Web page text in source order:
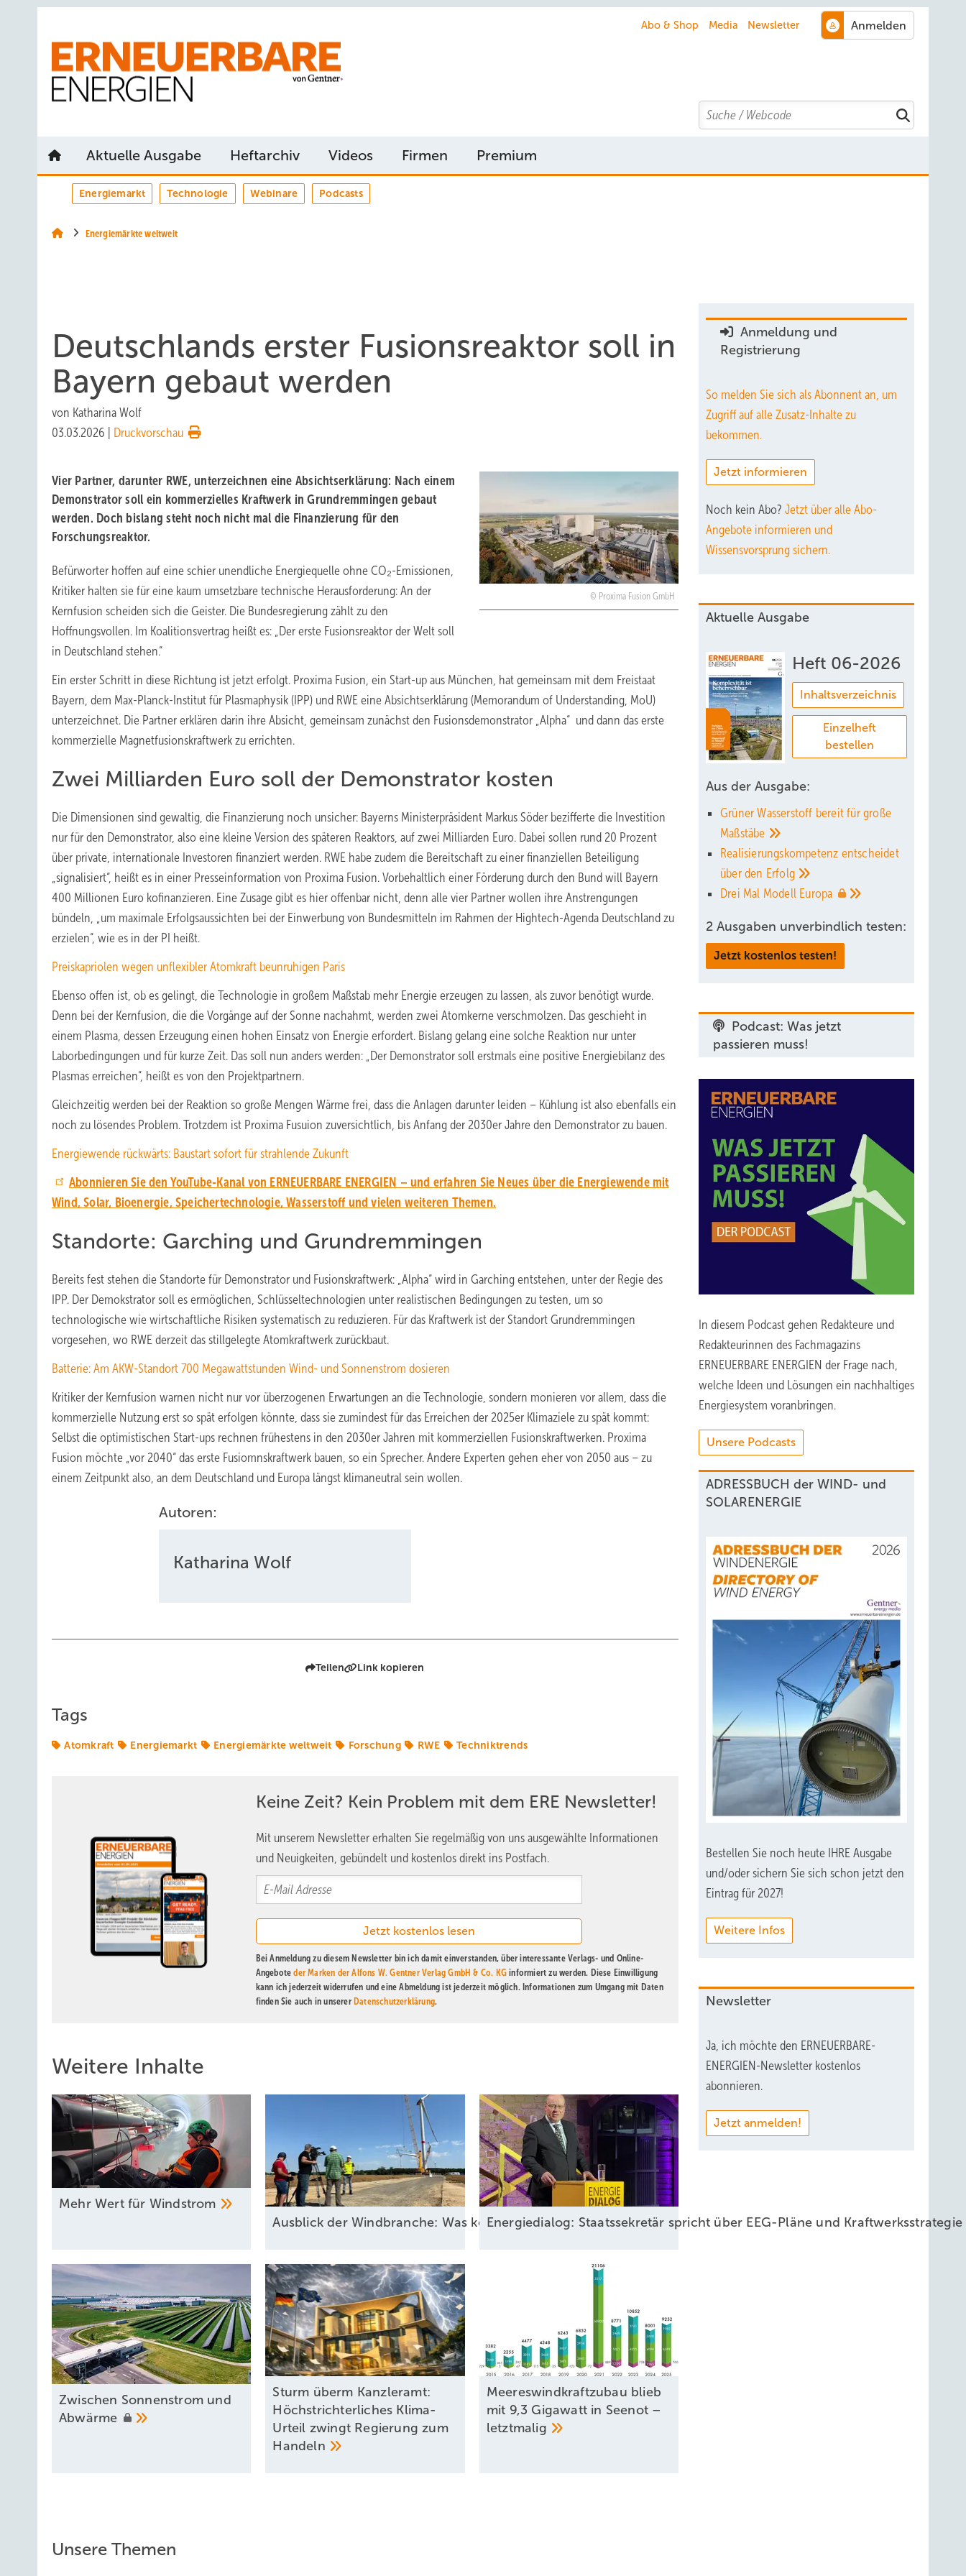
Abo & Shop Media Newsletter
Search
Aktuelle Ausgabe Heftarchiv Videos Firmen Premium
Energiemarkt Technologie Webinare Podcasts
Energiemärkte weltweit
Deutschlands erster Fusionsreaktor soll in
Bayern gebaut werden
von Katharina Wolf
03.03.2026
Druckvorschau
Proxima Fusion GmbH
Vier Partner, darunter RWE, unterzeichnen eine Absichtserklärung: Nach einem
Demonstrator soll ein kommerzielles Kraftwerk in Grundremmingen gebaut
werden. Doch bislang steht noch nicht mal die Finanzierung für den
Forschungsreaktor.
Befürworter hoffen auf eine schier unendliche Energiequelle ohne CO₂-Emissionen,
Kritiker halten sie für eine kaum umsetzbare technische Herausforderung: An der
Kernfusion scheiden sich die Geister. Die Bundesregierung zählt zu den
Hoffnungsvollen. Im Koalitionsvertrag heißt es: „Der erste Fusionsreaktor der Welt soll
in Deutschland stehen.“
Ein erster Schritt in diese Richtung ist jetzt erfolgt. Proxima Fusion, ein Start-up aus München, hat gemeinsam mit dem Freistaat
Bayern, dem Max-Planck-Institut für Plasmaphysik (IPP) und RWE eine Absichtserklärung (Memorandum of Understanding, MoU)
unterzeichnet. Die Partner erklären darin ihre Absicht, gemeinsam zunächst den Fusionsdemonstrator „Alpha“ und dann das erste
kommerzielle Magnetfusionskraftwerk zu errichten.
Zwei Milliarden Euro soll der Demonstrator kosten
Die Dimensionen sind gewaltig, die Finanzierung noch unsicher: Bayerns Ministerpräsident Markus Söder bezifferte die Investition
nur für den Demonstrator, also eine kleine Version des späteren Reaktors, auf zwei Milliarden Euro. Dabei sollen rund 20 Prozent
über private, internationale Investoren finanziert werden. RWE habe zudem die Bereitschaft zu einer finanziellen Beteiligung
„signalisiert“, heißt es in einer Presseinformation von Proxima Fusion. Vorbehaltlich einer Förderung durch den Bund will Bayern
400 Millionen Euro kofinanzieren. Eine Zusage gibt es hier offenbar nicht, denn alle vier Partner wollen ihre Anstrengungen
bündeln, „um maximale Erfolgsaussichten bei der Einwerbung von Bundesmitteln im Rahmen der Hightech-Agenda Deutschland zu
erzielen“, wie es in der PI heißt.
Preiskapriolen wegen unflexibler Atomkraft beunruhigen Paris
Ebenso offen ist, ob es gelingt, die Technologie in großem Maßstab mehr Energie erzeugen zu lassen, als zuvor benötigt wurde.
Denn bei der Kernfusion, die die Vorgänge auf der Sonne nachahmt, werden zwei Atomkerne verschmolzen. Das geschieht in
einem Plasma, dessen Erzeugung einen hohen Einsatz von Energie erfordert. Bislang gelang eine solche Reaktion nur unter
Laborbedingungen und für kurze Zeit. Das soll nun anders werden: „Der Demonstrator soll erstmals eine positive Energiebilanz des
Plasmas erreichen“, heißt es von den Projektpartnern.
Gleichzeitig werden bei der Reaktion so große Mengen Wärme frei, dass die Anlagen darunter leiden – Kühlung ist also ebenfalls ein
noch zu lösendes Problem. Trotzdem ist Proxima Fusuion zuversichtlich, bis Anfang der 2030er Jahre den Demonstrator zu bauen.
Energiewende rückwärts: Baustart sofort für strahlende Zukunft
Abonnieren Sie den YouTube-Kanal von ERNEUERBARE ENERGIEN – und erfahren Sie Neues über die Energiewende mit
Wind, Solar, Bioenergie, Speichertechnologie, Wasserstoff und vielen weiteren Themen.
Standorte: Garching und Grundremmingen
Bereits fest stehen die Standorte für Demonstrator und Fusionskraftwerk: „Alpha“ wird in Garching entstehen, unter der Regie des
IPP. Der Demokstrator soll es ermöglichen, Schlüsseltechnologien unter realistischen Bedingungen zu testen, um so
technologische wie wirtschaftliche Risiken systematisch zu reduzieren. Für das Kraftwerk ist der Standort Grundremmingen
vorgesehen, wo RWE derzeit das stillgelegte Atomkraftwerk zurückbaut.
Batterie: Am AKW-Standort 700 Megawattstunden Wind- und Sonnenstrom dosieren
Kritiker der Kernfusion warnen nicht nur vor überzogenen Erwartungen an die Technologie, sondern monieren vor allem, dass die
kommerzielle Nutzung erst so spät erfolgen könnte, dass sie zumindest für das Erreichen der 2025er Klimaziele zu spät kommt:
Selbst die optimistischen Start-ups rechnen frühestens in den 2030er Jahren mit kommerziellen Fusionskraftwerken. Proxima
Fusion möchte „vor 2040“ das erste Fusiomnskraftwerk bauen, so ein Sprecher. Andere Experten gehen eher von 2050 aus – zu
einem Zeitpunkt also, an dem Deutschland und Europa längst klimaneutral sein wollen.
Autoren:
Katharina Wolf
Teilen Link kopieren
Tags
Atomkraft Energiemarkt Energiemärkte weltweit Forschung RWE Techniktrends
Keine Zeit? Kein Problem mit dem ERE Newsletter!
Mit unserem Newsletter erhalten Sie regelmäßig von uns ausgewählte Informationen
und Neuigkeiten, gebündelt und kostenlos direkt ins Postfach.
Bei Anmeldung zu diesem Newsletter bin ich damit einverstanden, über interessante Verlags- und Online-
Angeboteder Marken der Alfons W. Gentner Verlag GmbH & Co. KG informiert zu werden. Diese Einwilligung
kann ich jederzeit widerrufen und eine Abmeldung ist jederzeit möglich. Informationen zum Umgang mit Daten
finden Sie auch in unserer Datenschutzerklärung.
Weitere Inhalte
Mehr Wert für Windstrom
Ausblick der Windbranche: Was kommt 2026?Energiedialog: Staatssekretär spricht über EEG-Pläne und
Zwischen Sonnenstrom und
Abwärme
Sturm überm Kanzleramt:
Höchstrichterliches Klima-
Urteil zwingt Regierung zum
Handeln
Meereswindkraftzubau blieb
mit 9,3 Gigawatt in Seenot –
letztmalig
Anmeldung und
Registrierung
So melden Sie sich als Abonnent an, um
Zugriff auf alle Zusatz-Inhalte zu
bekommen.
Jetzt informieren
Noch kein Abo? Jetzt über alle Abo-
Angebote informieren und
Wissensvorsprung sichern.
Aktuelle Ausgabe
Heft 06-2026
Inhaltsverzeichnis
Einzelheft
bestellen
Aus der Ausgabe:
Grüner Wasserstoff bereit für große
Maßstäbe
Realisierungskompetenz entscheidet
über den Erfolg
Drei Mal Modell Europa
2 Ausgaben unverbindlich testen:
Jetzt kostenlos testen!
Podcast: Was jetzt
passieren muss!
In diesem Podcast gehen Redakteure und
Redakteurinnen des Fachmagazins
ERNEUERBARE ENERGIEN der Frage nach,
welche Ideen und Lösungen ein nachhaltiges
Energiesystem voranbringen.
Unsere Podcasts
ADRESSBUCH der WIND- und
SOLARENERGIE
Bestellen Sie noch heute IHRE Ausgabe
und/oder sichern Sie sich schon jetzt den
Eintrag für 2027!
Weitere Infos
Newsletter
Ja, ich möchte den ERNEUERBARE-
ENERGIEN-Newsletter kostenlos
abonnieren.
Jetzt anmelden!
Unsere Themen